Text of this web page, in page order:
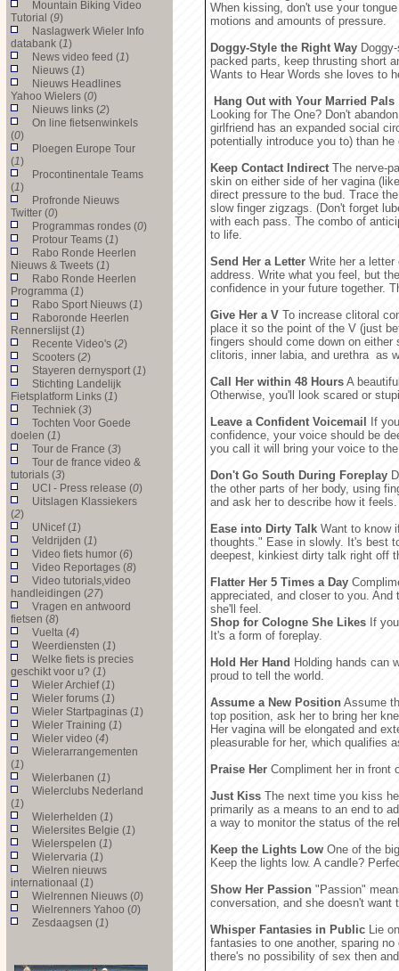
Mountain Biking Video
Tutorial (9)
Naslagwerk Wieler Info
databank (1)
News video feed (1)
Nieuws (1)
Nieuws Headlines
Yahoo Wielers (0)
Nieuws links (2)
On line fietsenwinkels
(0)
Ploegen Europe Tour
(1)
Procontinentale Teams
(1)
Profronde Nieuws
Twitter (0)
Programmas rondes (0)
Protour Teams (1)
Rabo Ronde Heerlen
Nieuws & Tweets (1)
Rabo Ronde Heerlen
Programma (1)
Rabo Sport Nieuws (1)
Raboronde Heerlen
Rennerslijst (1)
Recente Video's (2)
Scooters (2)
Stayeren dernysport (1)
Stichting Landelijk
Fietsplatform Links (1)
Techniek (3)
Tochten Voor Goede
doelen (1)
Tour de France (3)
Tour de france video &
tutorials (3)
UCI - Press release (0)
Uitslagen Klassiekers
(2)
UNicef (1)
Veldrijden (1)
Video fiets humor (6)
Video Reportages (8)
Video tutorials,video
handleidingen (27)
Vragen en antwoord
fietsen (8)
Vuelta (4)
Weerdiensten (1)
Welke fiets is precies
geschikt voor u? (1)
Wieler Archief (1)
Wieler forums (1)
Wieler Startpaginas (1)
Wieler Training (1)
Wieler video (4)
Wielerarrangementen
(1)
Wielerbanen (1)
Wielerclubs Nederland
(1)
Wielerhelden (1)
Wielersites Belgie (1)
Wielerspelen (1)
Wielervaria (1)
Wielren nieuws
internationaal (1)
Wielrennen Nieuws (0)
Wielrenners Yahoo (0)
Zesdaagsen (1)
When kissing, don't use your
motions and amounts of pressure.
Doggy-Style the Right Way
packed parts, keep thrusting short
Wants to Hear Words she loves to
Hang Out with Your Married Pals
Looking for The One? Don't
girlfriend has an expanded social
potentially introduce you to) than
Keep Contact Indirect The nerve-
skin on either side of her vagina
direct pressure to the bud. Trace
slow finger zigzags. (Don't forget
with each pass. The combo of
to life.
Send Her a Letter Write her a letter
address. Write what you feel, but
confidence in your future together.
Give Her a V To increase clitoral
place it so the point of the V (just
fingers should come down on
clitoris, inner labia, and urethra as
Call Her within 48 Hours A
Otherwise, you'll look scared or
Leave a Confident Voicemail
If
confidence, your voice should be
you call it will bring your voice to
Don't Go South During Foreplay
the other parts of her body, using
and ask her to describe how it
Ease into Dirty Talk Want to know
thoughts." Ease in slowly. It's best
deepest, kinkiest dirty talk right off
Flatter Her 5 Times a Day
appreciated, and closer to you.
she'll feel.
Shop for Cologne She Likes If
It's a form of foreplay.
Hold Her Hand Holding hands can
proud to tell the world.
Assume a New Position Assume
top position, ask her to bring her
Her vagina will be elongated and
pleasurable for her, which qualifies
Praise Her Compliment her in front
Just Kiss The next time you kiss
primarily as a means to an end to
a way to monitor the status of the
Keep the Lights Low One of the
Keep the lights low. A candle?
Show Her Passion "Passion"
conversation, and she doesn't
Whisper Fantasies in Public Lie
fantasies to one another, sparing
there's no possibility of sex then